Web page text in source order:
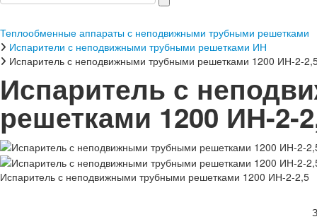
Теплообменные аппараты с неподвижными трубными решетками
Испарители с неподвижными трубными решетками ИН
Испаритель с неподвижными трубными решетками 1200 ИН-2-
Испаритель с
решетками 1200 ИН-2-
Испаритель с неподвижными трубными решетками 1200 ИН-2-2,5